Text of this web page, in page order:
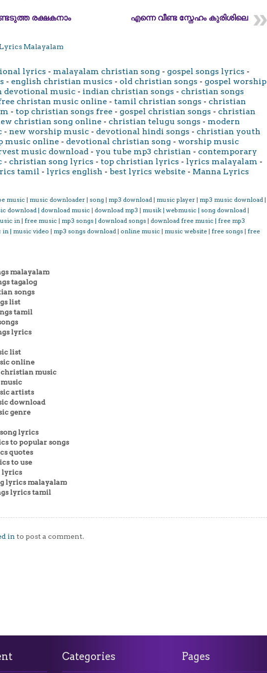
രക്ഷകനാം എന്നെ വീണ്ട സ്നേഹം കുരിശിലെ
Lyrics Malayalam
lyrics - malayalam christian song - gospel songs lyrics -
- english christian musics - old christian songs - gospel worship
devotional music - indian christian songs - christian songs
christan music online - tamil christian songs - christian
- top christian songs free - gospel christian songs - christian
christian song online - christian telugu songs - modern
- new worship music - devotional hindi songs - christian youth
music online - devotional christian song - worship music
music download - you tube mp3 christian - contemporary
- christian song lyrics - top christian lyrics - lyrics malayalam -
tamil - lyrics english - best lyrics website - Manna Lyrics
music | music downloader | song | mp3 download | music player | mp3 music download |
download | download music | download mp3 | musik | webmusic | song download |
in | free music | mp3 songs | download songs | download free music | free mp3
in | music video | mp3 songs download | online music | music website | free songs | free
malayalam
tagalog
songs
list
tamil
lyrics
list
online
music
artists
download
genre
lyrics
to popular songs
quotes
to use
lyrics
lyrics malayalam
lyrics tamil
in to post a comment.
Categories Pages